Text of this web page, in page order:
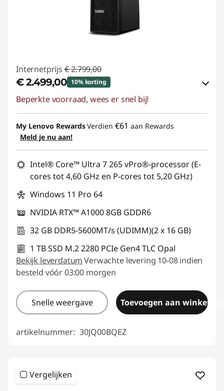
Internetprijs € 2.799,00
€ 2.499,00 10% korting
eCoupon-besparingen :-€ 300,00
eCoupon gebruiken :TOP-WORK
Beperkte voorraad, wees er snel bij!
My Lenovo RewardsVerdien €61 aan Rewards
Meld je nu aan!
Intel® Core™ Ultra 7 265 vPro®-processor (E-
cores tot 4,60 GHz en P-cores tot 5,20 GHz)
Windows 11 Pro 64
NVIDIA RTX™ A1000 8GB GDDR6
32 GB DDR5-5600MT/s (UDIMM)(2 x 16 GB)
1 TB SSD M.2 2280 PCIe Gen4 TLC Opal
Bekijk leverdatumVerwachte levering 10-08 indien
besteld vóór 03:00 morgen
Snelle weergave Toevoegen aan
artikelnummer: 30JQ00BQEZ
Vergelijken